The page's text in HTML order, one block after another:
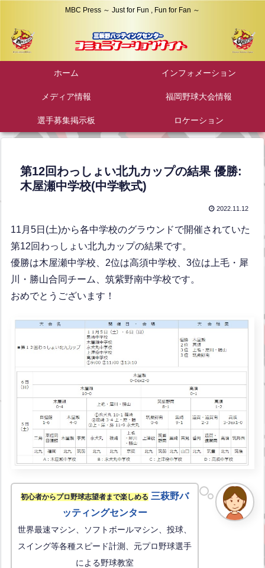
MBC Press ～ Just for Fun , Fun for Fan ～
ホーム インフォメーション
メディア情報 福岡野球大会情報
選手募集掲示板 ロケーション
第12回わっしょい北九カップの結果 優勝:
木屋瀬中学校(中学軟式)
2022.11.12
11月5日(土)から各中学校のグラウンドで開催されていた
第12回わっしょい北九カップの結果です。
優勝は木屋瀬中学校、2位は高須中学校、3位は上毛・犀
川・勝山合同チーム、筑紫野南中学校です。
おめでとうございます！
初心者からプロ野球志望者まで楽しめる 三萩野バ
ッティングセンター
世界最速マシン、ソフトボールマシン、投球、
スイング等各種スピード計測、元プロ野球選手
による野球教室